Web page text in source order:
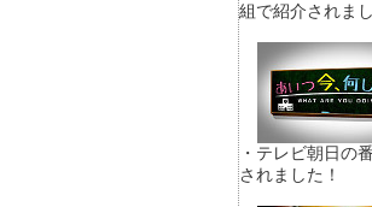
組で紹介されま
・テレビ朝日の
されました！